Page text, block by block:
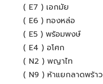
( E7 ) เอกมัย
( E6 ) ทองหล่อ
( E5 ) พร้อมพงษ์
( E4 ) อโศก
( N2 ) พญาไท
( N9 ) ห้าแยกลาดพร้าว